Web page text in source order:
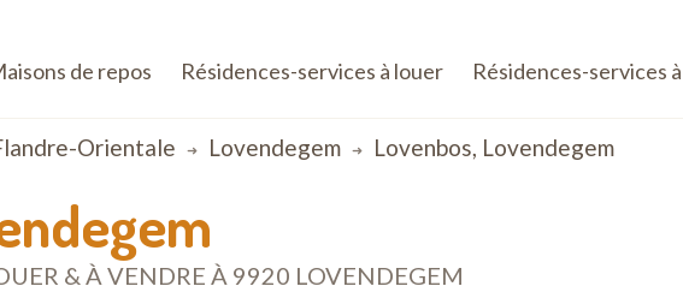
de repos Résidences-services à louer Résidences-services
Orientale Lovendegem Lovenbos, Lovendegem
& À VENDRE À 9920 LOVENDEGEM